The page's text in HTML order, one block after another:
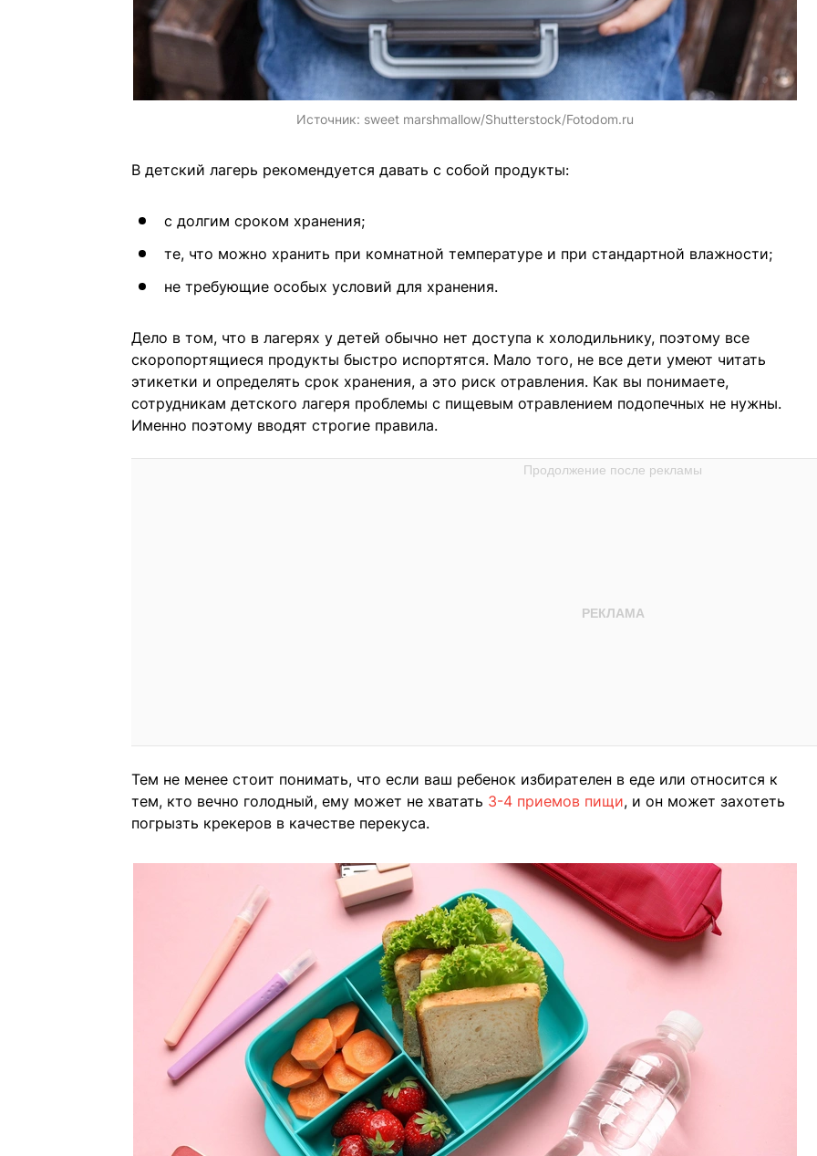
Источник: sweet marshmallow/Shutterstock/Fotodom.ru
В детский лагерь рекомендуется давать с собой продукты:
с долгим сроком хранения;
те, что можно хранить при комнатной температуре и при стандартной влажности;
не требующие особых условий для хранения.
Дело в том, что в лагерях у детей обычно нет доступа к холодильнику, поэтому все
скоропортящиеся продукты быстро испортятся. Мало того, не все дети умеют читать
этикетки и определять срок хранения, а это риск отравления. Как вы понимаете,
сотрудникам детского лагеря проблемы с пищевым отравлением подопечных не нужны.
Именно поэтому вводят строгие правила.
Тем не менее стоит понимать, что если ваш ребенок избирателен в еде или относится к
тем, кто вечно голодный, ему может не хватать 3-4 приемов пищи, и он может захотеть
погрызть крекеров в качестве перекуса.